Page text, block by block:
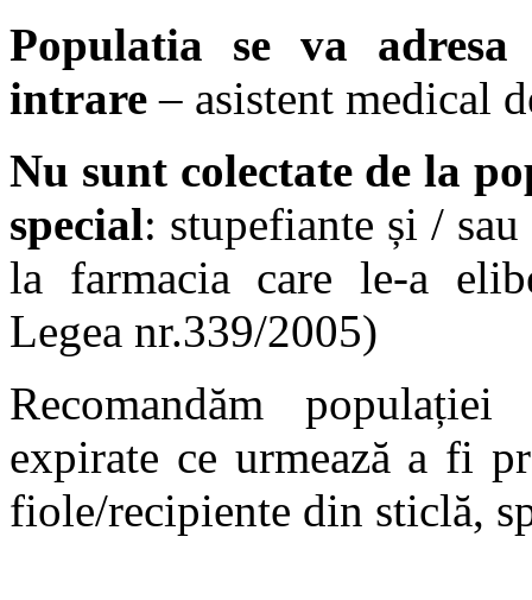
Populatia se va
intrare – asistent medical
Nu sunt colectate de la
special: stupefiante și /
la farmacia care le-a
Legea nr.339/2005)
Recomandăm
expirate ce urmează a fi
fiole/recipiente din sticlă,